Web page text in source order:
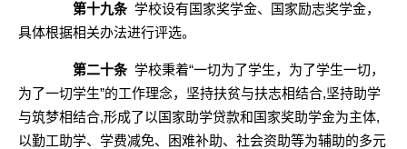
第十九条 学校设有国家奖学金、国家励志奖学金，
具体根据相关办法进行评选。
第二十条 学校秉着“一切为了学生，为了学生一切，
为了一切学生”的工作理念，坚持扶贫与扶志相结合,坚持助学
与筑梦相结合,形成了以国家助学贷款和国家奖助学金为主体,
以勤工助学、学费减免、困难补助、社会资助等为辅助的多元